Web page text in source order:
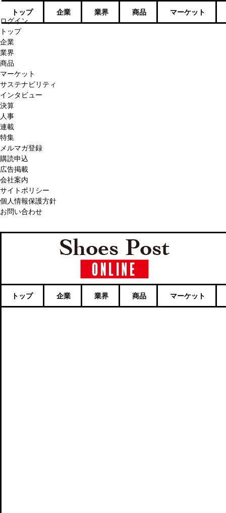
ログイン
トップ
企業
業界
商品
マーケット
サステナビリティ
インタビュー
決算
人事
連載
特集
メルマガ登録
購読申込
広告掲載
会社案内
サイトポリシー
個人情報保護方針
お問い合わせ
トップ 企業 業界 商品 マーケット
トップ 企業 業界 商品 マーケット